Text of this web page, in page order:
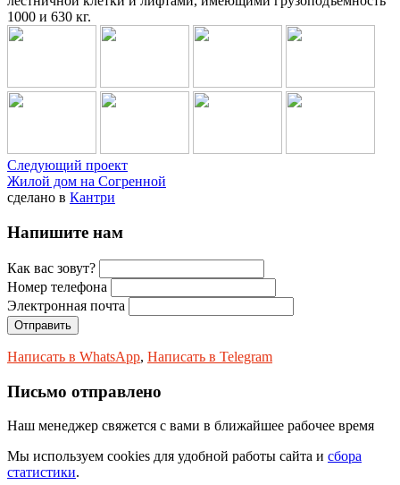
1000 и 630 кг.
Следующий проект
Жилой дом на Согренной
сделано в Кантри
Напишите нам
Как вас зовут?
Номер телефона
Электронная почта
Написать в WhatsApp, Написать в Telegram
Письмо отправлено
Наш менеджер свяжется с вами в ближайшее рабочее время
Мы используем cookies для удобной работы сайта и сбора
статистики.